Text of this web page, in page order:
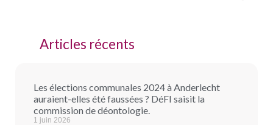
Articles récents
Les élections communales 2024 à Anderlecht
auraient-elles été faussées ? DéFI saisit la
commission de déontologie.
1 juin 2026